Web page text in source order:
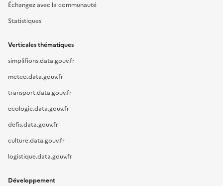
Échangez avec la communauté
Statistiques
Verticales thématiques
simplifions.data.gouv.fr
meteo.data.gouv.fr
transport.data.gouv.fr
ecologie.data.gouv.fr
defis.data.gouv.fr
culture.data.gouv.fr
logistique.data.gouv.fr
Développement